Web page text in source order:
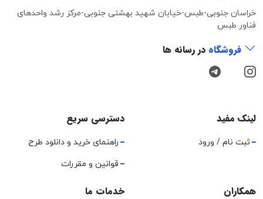
خراسان جنوبی-طبس-خیابان شهید بهشتی جنوبی-مرکز رشد واحدهای
فناور طبس
فروشگاه در رسانه ها
لینک مفید
ثبت نام / ورود
دسترسی سریع
راهنمای خرید و دانلود طرح
قوانین و مقررات
همکاران خدمات ما